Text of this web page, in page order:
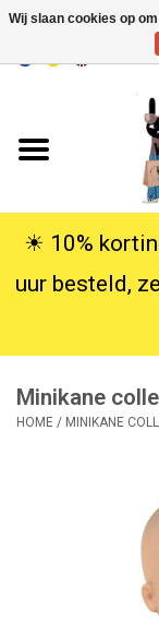
Knuffels
Poppen
SALE
Cadeauservice
☀︎ 10%
uur besteld,
Minikane
HOME / MINIKANE
Wij slaan cookies op